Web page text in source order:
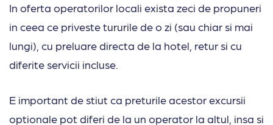
In oferta operatorilor locali exista zeci de propuneri
in ceea ce priveste tururile de o zi (sau chiar si mai
lungi), cu preluare directa de la hotel, retur si cu
diferite servicii incluse.
E important de stiut ca preturile acestor excursii
optionale pot diferi de la un operator la altul, insa si